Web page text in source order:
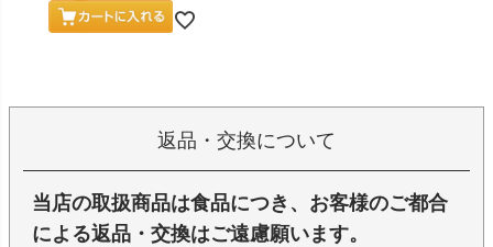
返品・交換について
当店の取扱商品は食品につき、お客様のご都合
による返品・交換はご遠慮願います。